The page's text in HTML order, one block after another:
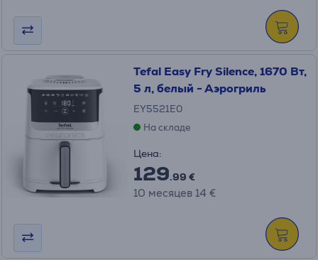
Tefal Easy Fry Silence, 1670 Вт,
5 л, белый - Аэрогриль
EY5521E0
На складе
Цена:
129.99 €
10 месяцев 14 €